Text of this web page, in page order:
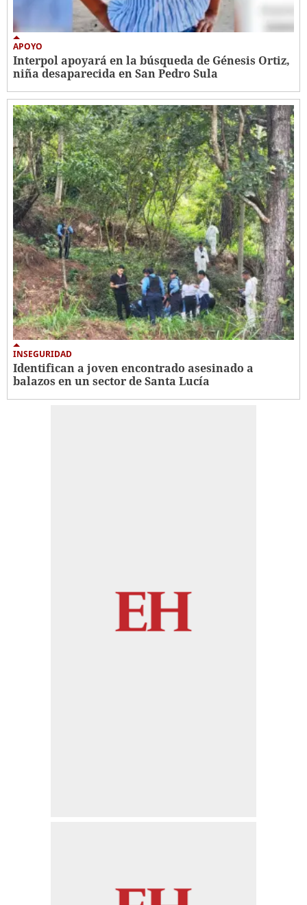
APOYO
Interpol apoyará en la búsqueda de Génesis Ortiz,
niña desaparecida en San Pedro Sula
INSEGURIDAD
Identifican a joven encontrado asesinado a
balazos en un sector de Santa Lucía